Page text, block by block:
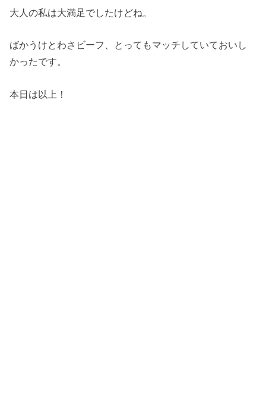
大人の私は大満足でしたけどね。
ばかうけとわさビーフ、とってもマッチしていておいし
かったです。
本日は以上！